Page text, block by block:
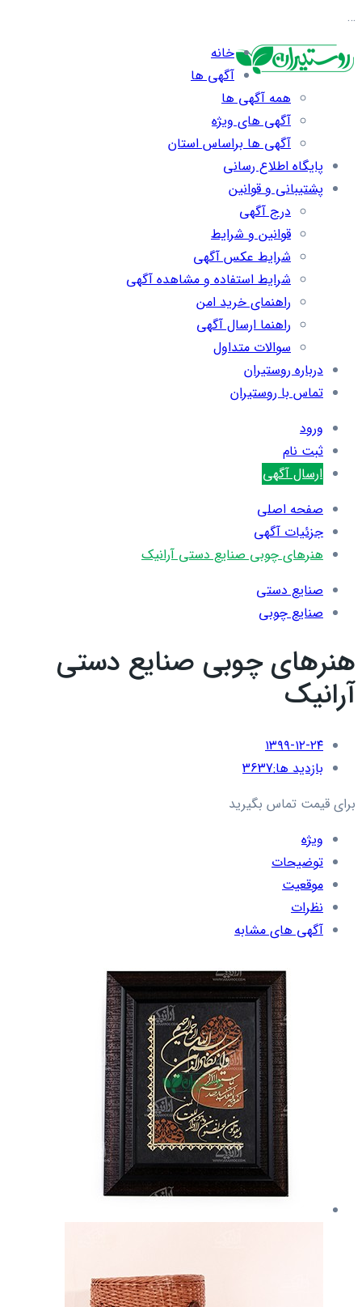
…
خانه
آگهی ها
همه آگهی ها
آگهی های ویژه
آگهی ها براساس استان
پایگاه اطلاع رسانی
پشتیبانی و قوانین
درج آگهی
قوانین و شرایط
شرایط عکس آگهی
شرایط استفاده و مشاهده آگهی
راهنمای خرید امن
راهنما ارسال آگهی
سوالات متداول
درباره روستیران
تماس با روستیران
ورود
ثبت نام
ارسال آگهی
صفحه اصلی
جزئیات آگهی
هنرهای چوبی صنایع دستی آرانیک
صنایع دستی
صنایع چوبی
هنرهای چوبی صنایع دستی
آرانیک
۱۳۹۹-۱۲-۲۴
بازدید ها:3637
برای قیمت تماس بگیرید
ویژه
توضیحات
موقعیت
نظرات
آگهی های مشابه